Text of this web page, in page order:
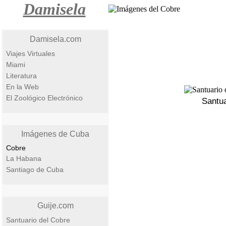
Damisela
Damisela.com
Viajes Virtuales
Miami
Literatura
En la Web
El Zoológico Electrónico
Imágenes de Cuba
Cobre
La Habana
Santiago de Cuba
Guije.com
Santuario del Cobre